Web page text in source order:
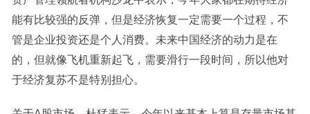
能有比较强的反弹，但是经济恢复一定需要一个过程，不
管是企业投资还是个人消费。未来中国经济的动力是在
的，但就像飞机重新起飞，需要滑行一段时间，所以他对
于经济复苏不是特别担心。